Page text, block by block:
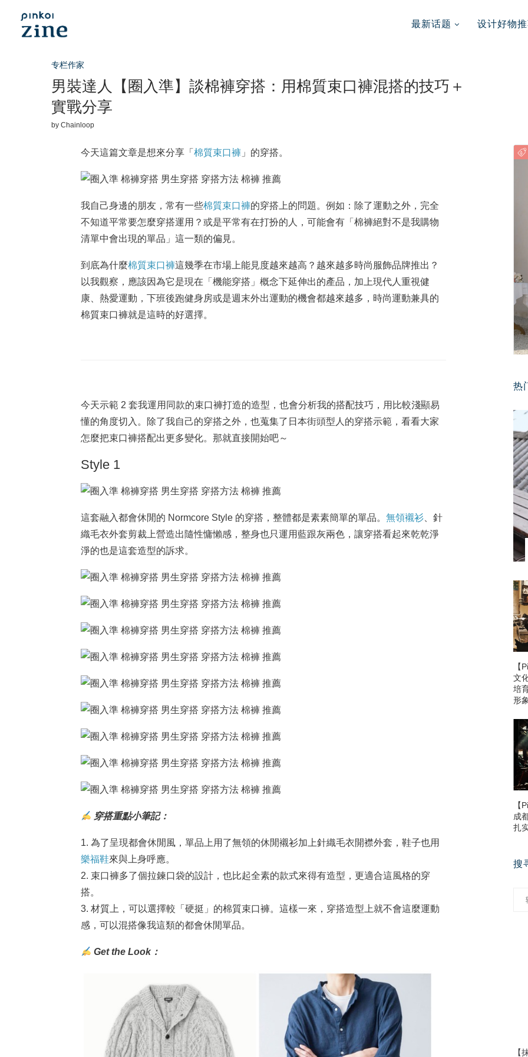
最新话题 设计好物
专栏作家
男裝達人【圈入準】談棉褲穿搭：用棉質束口褲混搭的技巧＋
實戰分享
by Chainloop
今天這篇文章是想來分享「 棉質束口褲 」的穿搭。
我自己身邊的朋友，常有一些棉質束口褲的穿搭上的問題。例如：除了運動之外，完全
不知道平常要怎麼穿搭運用？或是平常有在打扮的人，可能會有「棉褲絕對不是我購物
清單中會出現的單品」這一類的偏見。
到底為什麼棉質束口褲這幾季在市場上能見度越來越高？越來越多時尚服飾品牌推出？
以我觀察，應該因為它是現在「機能穿搭」概念下延伸出的產品，加上現代人重視健
康、熱愛運動，下班後跑健身房或是週末外出運動的機會都越來越多，時尚運動兼具的
棉質束口褲就是這時的好選擇。
今天示範 2 套我運用同款的束口褲打造的造型，也會分析我的搭配技巧，用比較淺顯易
懂的角度切入。除了我自己的穿搭之外，也蒐集了日本街頭型人的穿搭示範，看看大家
怎麼把束口褲搭配出更多變化。那就直接開始吧～
Style 1
這套融入都會休閒的 Normcore Style 的穿搭，整體都是素素簡單的單品。 無領襯衫 、針
織毛衣外套剪裁上營造出隨性慵懶感，整身也只運用藍跟灰兩色，讓穿搭看起來乾乾淨
淨的也是這套造型的訴求。
穿搭重點小筆記：
1. 為了呈現都會休閒風，單品上用了無領的休閒襯衫加上針織毛衣開襟外套，鞋子也用
樂福鞋來與上身呼應。
2. 束口褲多了個拉鍊口袋的設計，也比起全素的款式來得有造型，更適合這風格的穿
搭。
3. 材質上，可以選擇較「硬挺」的棉質束口褲。這樣一來，穿搭造型上就不會這麼運動
感，可以混搭像我這類的都會休閒單品。
Get the Look：
热
【
文
培
形
【
成
扎
搜